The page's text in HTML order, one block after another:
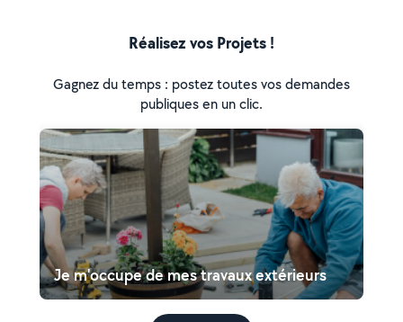
Réalisez vos Projets !
Gagnez du temps : postez toutes vos demandes
publiques en un clic.
Je m'occupe de mes travaux extérieurs